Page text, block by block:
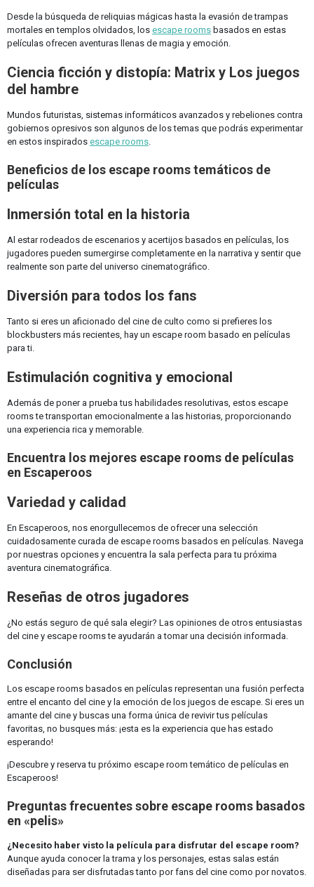
Desde la búsqueda de reliquias mágicas hasta la evasión de trampas
mortales en templos olvidados, los escape rooms basados en estas
películas ofrecen aventuras llenas de magia y emoción.
Ciencia ficción y distopía: Matrix y Los juegos
del hambre
Mundos futuristas, sistemas informáticos avanzados y rebeliones contra
gobiernos opresivos son algunos de los temas que podrás experimentar
en estos inspirados escape rooms
Beneficios de los escape rooms temáticos de
películas
Inmersión total en la historia
Al estar rodeados de escenarios y acertijos basados en películas, los
jugadores pueden sumergirse completamente en la narrativa y sentir que
realmente son parte del universo cinematográfico.
Diversión para todos los fans
Tanto si eres un aficionado del cine de culto como si prefieres los
blockbusters más recientes, hay un escape room basado en películas
para ti.
Estimulación cognitiva y emocional
Además de poner a prueba tus habilidades resolutivas, estos escape
rooms te transportan emocionalmente a las historias, proporcionando
una experiencia rica y memorable.
Encuentra los mejores escape rooms de películas
en Escaperoos
Variedad y calidad
En Escaperoos, nos enorgullecemos de ofrecer una selección
cuidadosamente curada de escape rooms basados en películas. Navega
por nuestras opciones y encuentra la sala perfecta para tu próxima
aventura cinematográfica.
Reseñas de otros jugadores
¿No estás seguro de qué sala elegir? Las opiniones de otros entusiastas
del cine y escape rooms te ayudarán a tomar una decisión informada.
Conclusión
Los escape rooms basados en películas representan una fusión perfecta
entre el encanto del cine y la emoción de los juegos de escape. Si eres un
amante del cine y buscas una forma única de revivir tus películas
favoritas, no busques más: ¡esta es la experiencia que has estado
esperando!
¡Descubre y reserva tu próximo escape room temático de películas en
Escaperoos!
Preguntas frecuentes sobre escape rooms basados
en «pelis»
¿Necesito haber visto la película para disfrutar del escape room?
Aunque ayuda conocer la trama y los personajes, estas salas están
diseñadas para ser disfrutadas tanto por fans del cine como por novatos.